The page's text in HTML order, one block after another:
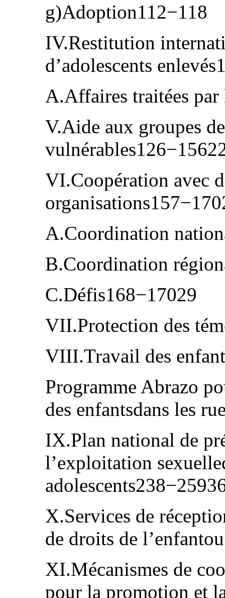
g)Adoption112−118
IV.Restitution
d’adolescents
A.Affaires traitées
V.Aide aux groupes
VI.Coopération avec
A.Coordination
B.Coordination
C.Défis168−17029
VII.Protection des
VIII.Travail des
Programme Abrazo
des enfantsdans les
IX.Plan national de
l’exploitation
X.Services de
de droits de
XI.Mécanismes de
pour la promotion et